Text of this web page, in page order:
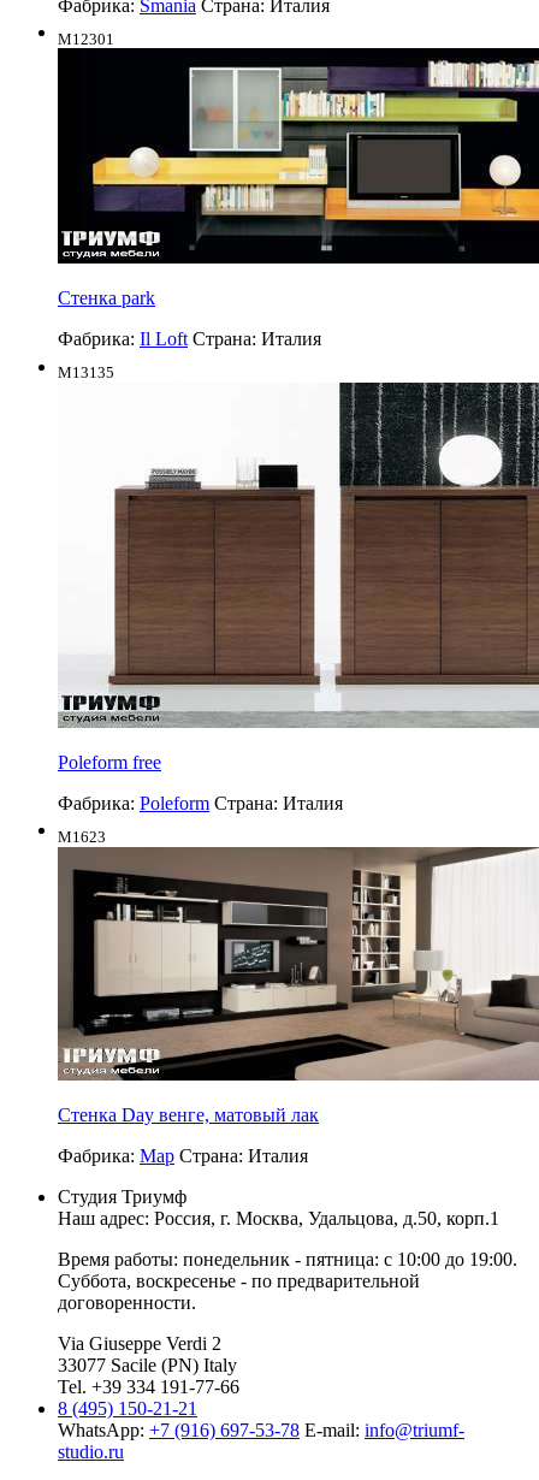
Фабрика: Smania Страна: Италия
M12301
Стенка park
Фабрика: Il Loft Страна: Италия
M13135
Poleform free
Фабрика: Poleform Страна: Италия
M1623
Стенка Day венге, матовый лак
Фабрика: Map Страна: Италия
Студия Триумф
Наш адрес: Россия, г. Москва, Удальцова, д.50, корп.1
Время работы: понедельник - пятница: с 10:00 до 19:00.
Суббота, воскресенье - по предварительной
договоренности.
Via Giuseppe Verdi 2
33077 Sacile (PN) Italy
Tel. +39 334 191-77-66
8 (495) 150-21-21
WhatsApp: +7 (916) 697-53-78 E-mail: info@triumf-
studio.ru